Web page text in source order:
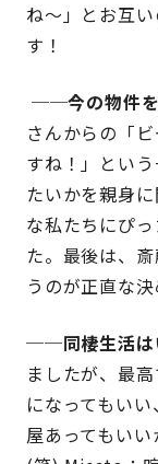
ね〜」とお互
す！
──今の物件を
さんからの「
すね！」とい
たいかを親身
な私たちにぴ
た。最後は、
うのが正直な決
──同棲生活は
ましたが、最
になってもい
屋あってもい